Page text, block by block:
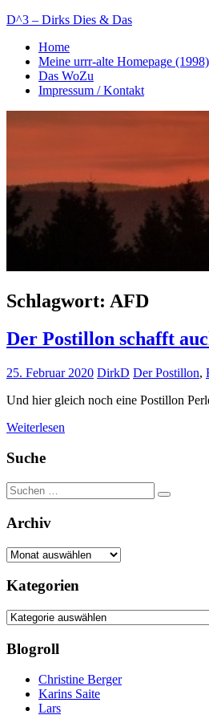
Zum
springen
D^3 – Dirks Dies & Das
Mein
Notizblog
Home
Meine urrr-alte Homepage (1998)
Das WoZu
Impressum / Kontakt
Schlagwort: AFD
Der Postillon schafft
25. Februar 2020 DirkD Der Postillon,
Und hier gleich noch eine Postillon
Weiterlesen
Suche
Suchen
nach:
Suchen
Archiv
Archiv
Kategorien
Kategorien
Blogroll
Christine Berger
Karins Saite
Lars